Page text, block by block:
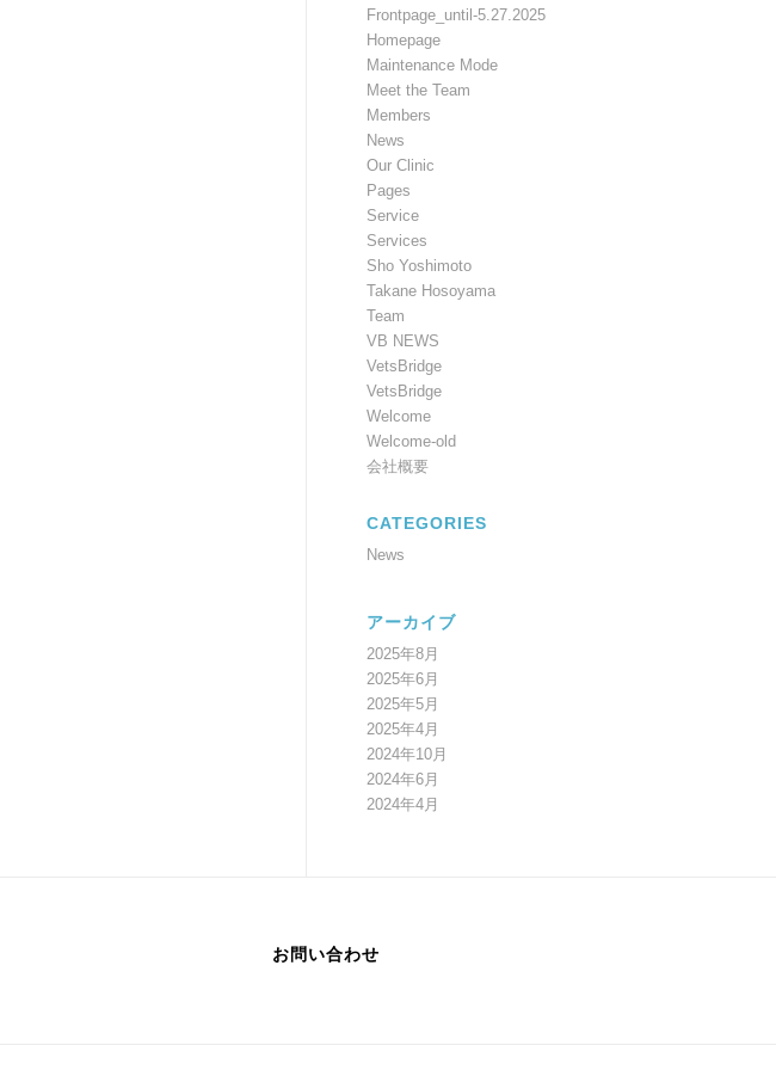
Frontpage_until-5.27.2025
Homepage
Maintenance Mode
Meet the Team
Members
News
Our Clinic
Pages
Service
Services
Sho Yoshimoto
Takane Hosoyama
Team
VB NEWS
VetsBridge
VetsBridge
Welcome
Welcome-old
会社概要
CATEGORIES
News
アーカイブ
2025年8月
2025年6月
2025年5月
2025年4月
2024年10月
2024年6月
2024年4月
お問い合わせ